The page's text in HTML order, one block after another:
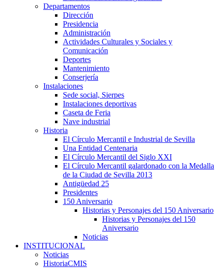
Departamentos
Dirección
Presidencia
Administración
Actividades Culturales y Sociales y
Comunicación
Deportes
Mantenimiento
Conserjería
Instalaciones
Sede social, Sierpes
Instalaciones deportivas
Caseta de Feria
Nave industrial
Historia
El Círculo Mercantil e Industrial de Sevilla
Una Entidad Centenaria
El Círculo Mercantil del Siglo XXI
El Círculo Mercantil galardonado con la Medalla
de la Ciudad de Sevilla 2013
Antigüedad 25
Presidentes
150 Aniversario
Historias y Personajes del 150 Aniversario
Historias y Personajes del 150
Aniversario
Noticias
INSTITUCIONAL
Noticias
HistoriaCMIS